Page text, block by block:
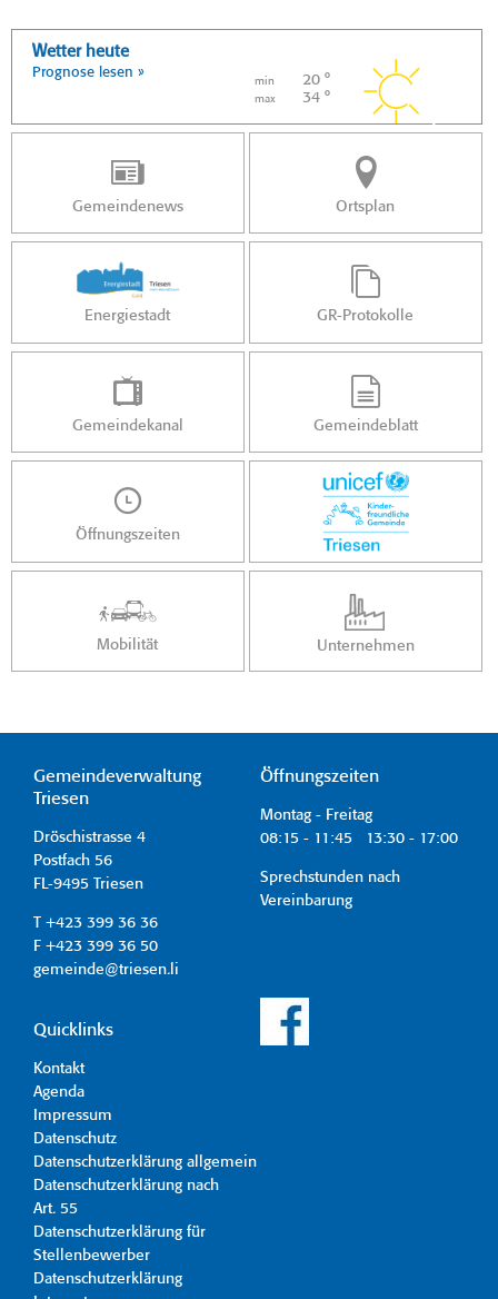
Wetter heute
Prognose lesen »
min 20 °
max 34 °
Gemeindenews Ortsplan
Energiestadt GR-Protokolle
Gemeindekanal Gemeindeblatt
Öffnungszeiten
Mobilität Unternehmen
Gemeindeverwaltung
Triesen
Dröschistrasse 4
Postfach 56
FL-9495 Triesen
T +423 399 36 36
F +423 399 36 50
gemeinde@triesen.li
Öffnungszeiten
Montag - Freitag
08:15 - 11:45 13:30 - 17:00
Sprechstunden nach
Vereinbarung
Quicklinks
Kontakt
Agenda
Impressum
Datenschutz
Datenschutzerklärung allgemein
Datenschutzerklärung nach
Art. 55
Datenschutzerklärung für
Stellenbewerber
Datenschutzerklärung